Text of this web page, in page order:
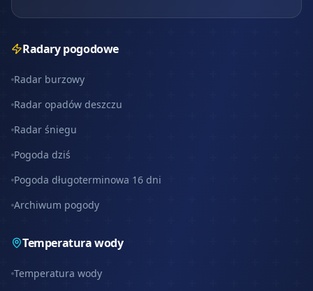
Radary pogodowe
Radar burzowy
Radar opadów deszczu
Radar śniegu
Pogoda dziś
Pogoda długoterminowa 16 dni
Archiwum pogody
Temperatura wody
Temperatura wody